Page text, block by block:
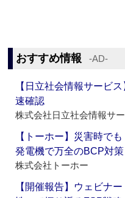
おすすめ情報 ‐AD‐
【日立社会情報サービ
速確認
株式会社日立社会情報サ
【トーホー】災害時で
発電機で万全のBCP対策
株式会社トーホー
【開催報告】ウェビナ